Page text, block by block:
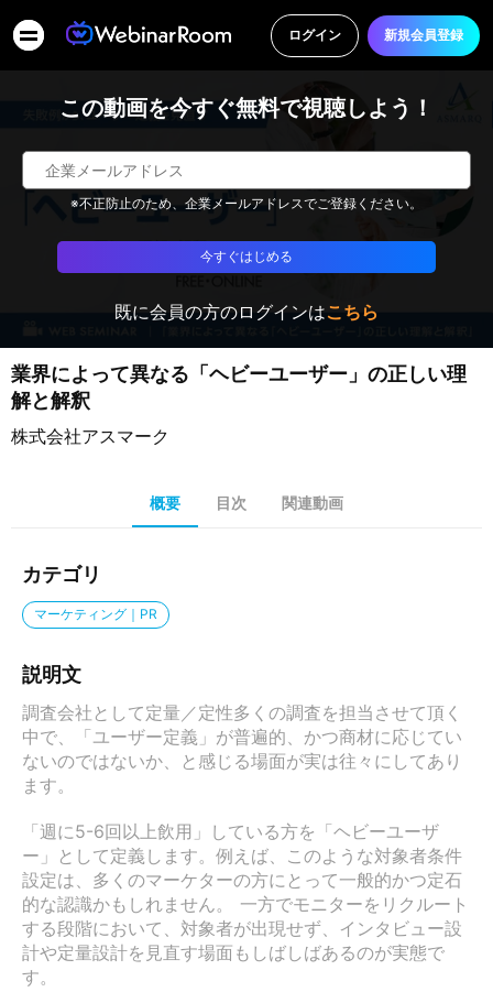
ログイン 新規会員登録
この動画を今すぐ無料で視聴しよう！
※不正防止のため、企業メールアドレスでご登録ください。
今すぐはじめる
既に会員の方のログインはこちら
業界によって異なる「ヘビーユーザー」の正しい理
解と解釈
株式会社アスマーク
概要 目次 関連動画
カテゴリ
マーケティング｜PR
説明文
調査会社として定量／定性多くの調査を担当させて頂く
中で、「ユーザー定義」が普遍的、かつ商材に応じてい
ないのではないか、と感じる場面が実は往々にしてあり
ます。
「週に5-6回以上飲用」している方を「ヘビーユーザ
ー」として定義します。例えば、このような対象者条件
設定は、多くのマーケターの方にとって一般的かつ定石
的な認識かもしれません。 一方でモニターをリクルート
する段階において、対象者が出現せず、インタビュー設
計や定量設計を見直す場面もしばしばあるのが実態で
す。